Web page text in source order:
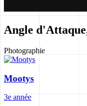
Angle
Photographie
Mootys
3e année